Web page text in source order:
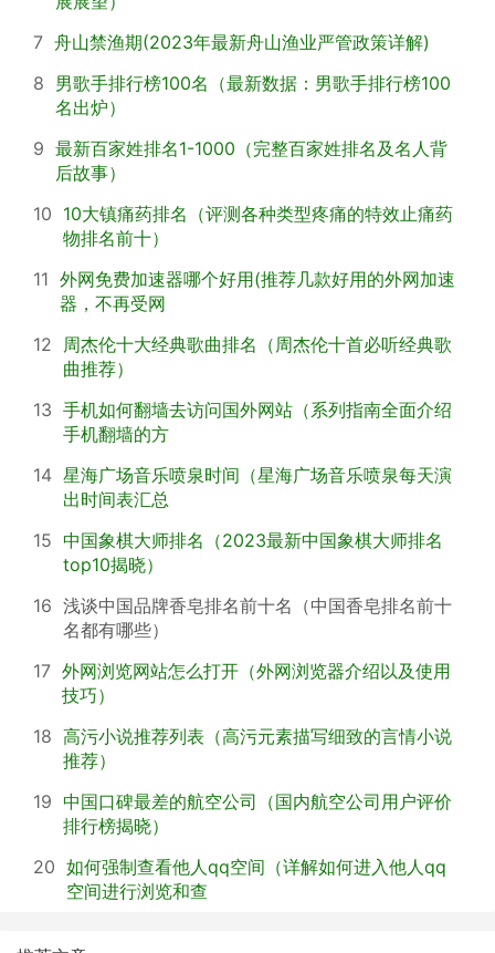
7 舟山禁渔期(2023年最新舟山渔业严管政策详解)
8 男歌手排行榜100名（最新数据：男歌手排行榜100
名出炉）
9 最新百家姓排名1-1000（完整百家姓排名及名人背
后故事）
10 10大镇痛药排名（评测各种类型疼痛的特效止痛药
物排名前十）
11 外网免费加速器哪个好用(推荐几款好用的外网加速
器，不再受网
12 周杰伦十大经典歌曲排名（周杰伦十首必听经典歌
曲推荐）
13 手机如何翻墙去访问国外网站（系列指南全面介绍
手机翻墙的方
14 星海广场音乐喷泉时间（星海广场音乐喷泉每天演
出时间表汇总
15 中国象棋大师排名（2023最新中国象棋大师排名
top10揭晓）
16 浅谈中国品牌香皂排名前十名（中国香皂排名前十
名都有哪些）
17 外网浏览网站怎么打开（外网浏览器介绍以及使用
技巧）
18 高污小说推荐列表（高污元素描写细致的言情小说
推荐）
19 中国口碑最差的航空公司（国内航空公司用户评价
排行榜揭晓）
20 如何强制查看他人qq空间（详解如何进入他人qq
空间进行浏览和查